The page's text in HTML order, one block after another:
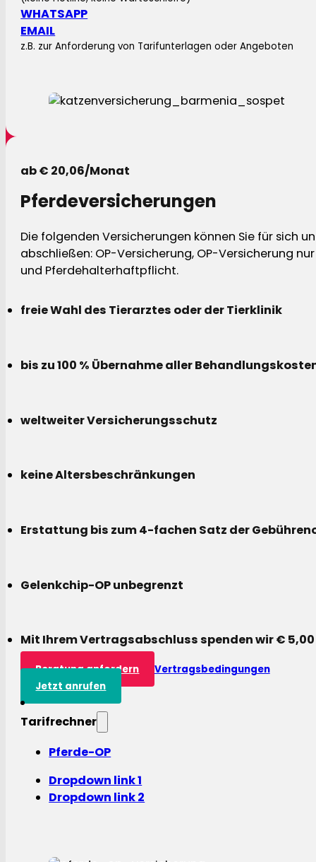
WHATSAPP
EMAIL
z.B. zur Anforderung von Tarifunterlagen oder Angeboten
ab € 20,06/Monat
Pferdeversicherungen
Die folgenden Versicherungen können Sie für sich
abschließen: OP-Versicherung, OP-Versicherung
und Pferdehalterhaftpflicht.
freie Wahl des Tierarztes oder der Tierklinik
bis zu 100 % Übernahme aller
weltweiter Versicherungsschutz
keine Altersbeschränkungen
Erstattung bis zum 4-fachen Satz der
Gelenkchip-OP unbegrenzt
Mit Ihrem Vertragsabschluss spenden wir €
Beratung anfordern
Vertragsbedingungen
Jetzt anrufen
Tarifrechner
Pferde-OP
Dropdown link 1
Dropdown link 2